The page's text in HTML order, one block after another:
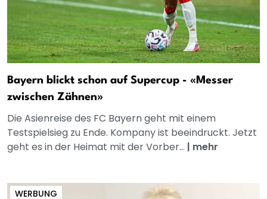
Bayern blickt schon auf Supercup - «Messer
zwischen Zähnen»
Die Asienreise des FC Bayern geht mit einem
Testspielsieg zu Ende. Kompany ist beeindruckt. Jetzt
geht es in der Heimat mit der Vorber... | mehr
WERBUNG